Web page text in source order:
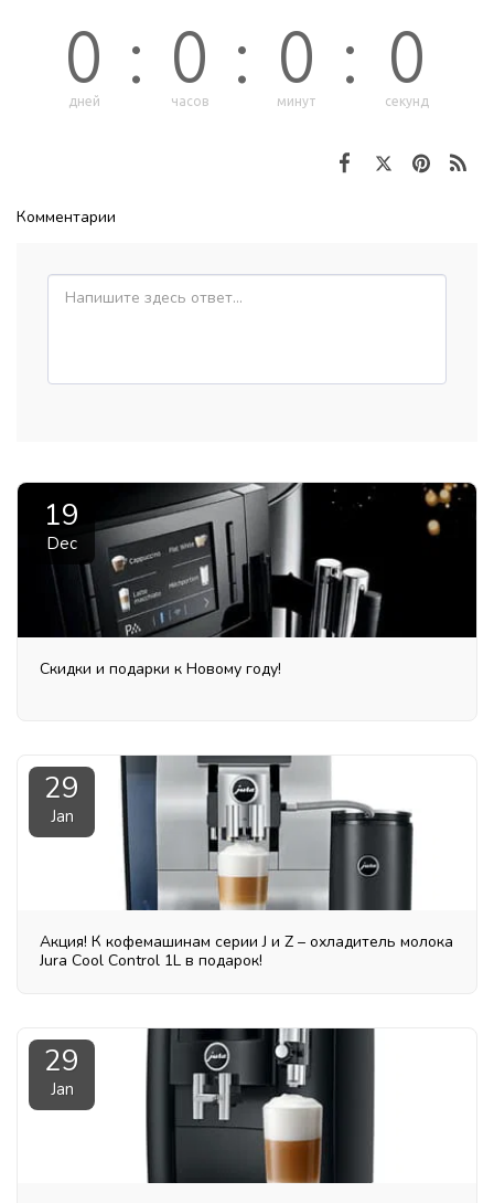
Комментарии
19
Dec
Скидки и подарки к Новому году!
29
Jan
Акция! К кофемашинам серии J и Z – охладитель молока
Jura Cool Control 1L в подарок!
29
Jan